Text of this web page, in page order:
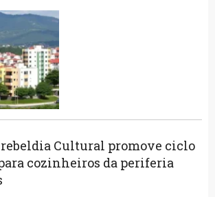
Cultural promove ciclo
cozinheiros da periferia